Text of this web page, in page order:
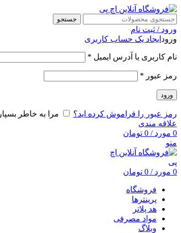
جستجو
ورود / ثبت نام
ورود ایجاد یک حساب کاربری
نام کاربری یا آدرس ایمیل *
رمز عبور *
ورود
رمز عبور را فراموش کرده اید؟
مرا به خاطر بسپار
علاقه مندی
0 مورد /
0 تومان
منو
0 مورد /
0 تومان
فروشگاه
پرینترها
هد پلاتر
مواد مصرفی
وبلاگ